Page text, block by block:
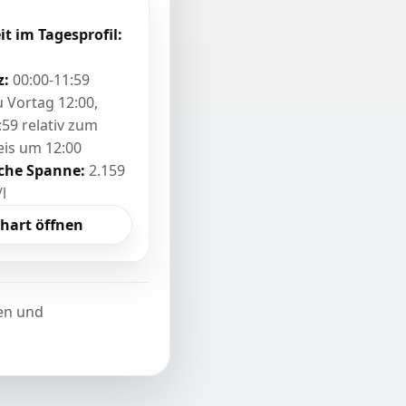
im Tagesprofil:
00:00-11:59
Vortag 12:00,
relativ zum
um 12:00
Spanne: 2.159
öffnen
und